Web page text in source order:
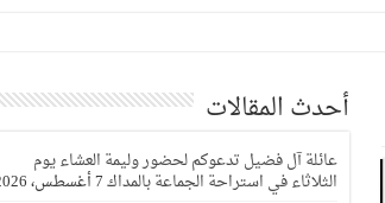
أحدث المقالات
عائلة آل فضيل تدعوكم لحضور وليمة العشاء يوم
الثلاثاء في استراحة الجماعة بالمداك7 أغسطس، 2026